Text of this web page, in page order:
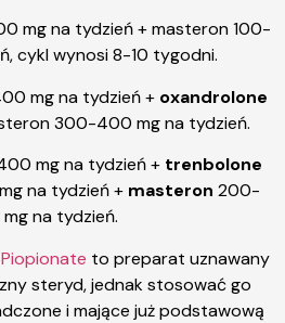
mg na tydzień + masteron 100-
cykl wynosi 8-10 tygodni.
mg na tydzień + oxandrolone
300-400 mg na tydzień.
mg na tydzień + trenbolone
na tydzień + masteron 200-
na tydzień.
to preparat uznawany
steryd, jednak stosować go
i mające już podstawową